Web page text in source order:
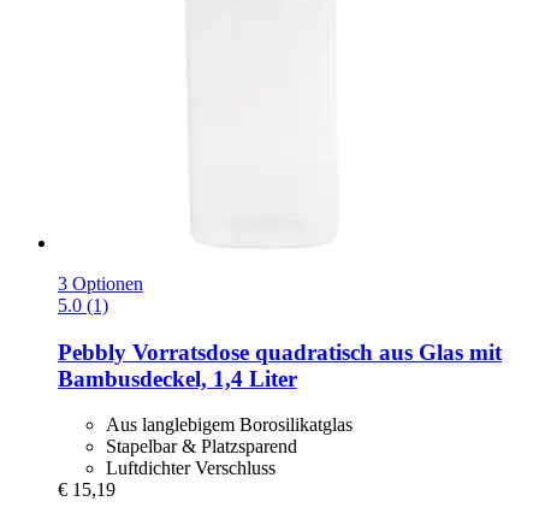
3 Optionen
5.0 (1)
Pebbly Vorratsdose quadratisch aus Glas mit
Bambusdeckel, 1,4 Liter
Aus langlebigem Borosilikatglas
Stapelbar & Platzsparend
Luftdichter Verschluss
€ 15,19